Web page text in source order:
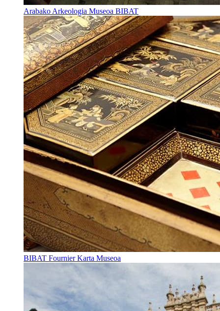
Arabako Arkeologia Museoa BIBAT
BIBAT Fournier Karta Museoa